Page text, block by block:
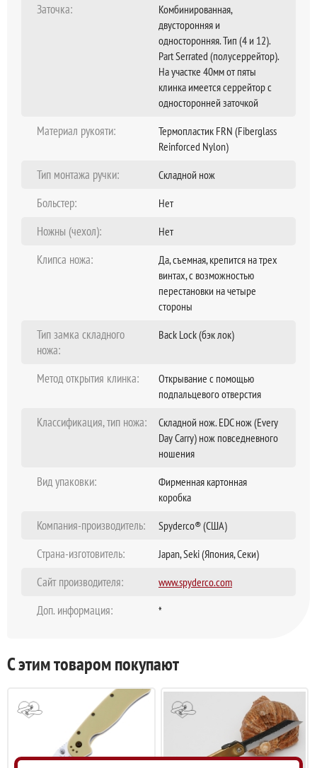
Заточка:
Комбинированная,
двусторонняя и
односторонняя. Тип (4 и 12).
Part Serrated (полусеррейтор).
На участке 40мм от пяты
клинка имеется серрейтор с
односторонней заточкой
Материал рукояти:
Термопластик FRN (Fiberglass
Reinforced Nуlоn)
Тип монтажа ручки: Складной нож
Больстер: Нет
Ножны (чехол): Нет
Клипса ножа:
Да, съемная, крепится на трех
винтах, с возможностью
перестановки на четыре
стороны
Тип замка складного
ножа:
Back Lock (бэк лок)
Метод открытия клинка:
Открывание c помощью
подпальцевого отверстия
Классификация, тип ножа:
Складной нож. EDC нож (Every
Day Carry) нож повседневного
ношения
Вид упаковки:
Фирменная картонная
коробка
Компания-производитель: Spyderco® (США)
Страна-изготовитель: Japan, Seki (Япония, Секи)
Сайт производителя: www.spyderco.com
Доп. информация: *
С этим товаром покупают